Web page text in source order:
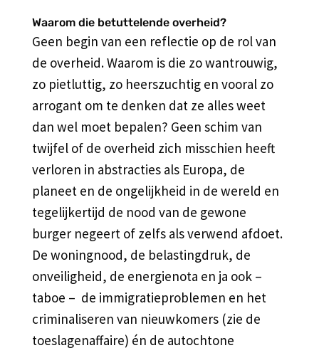
Waarom die betuttelende overheid?
Geen begin van een reflectie op de rol van
de overheid. Waarom is die zo wantrouwig,
zo pietluttig, zo heerszuchtig en vooral zo
arrogant om te denken dat ze alles weet
dan wel moet bepalen? Geen schim van
twijfel of de overheid zich misschien heeft
verloren in abstracties als Europa, de
planeet en de ongelijkheid in de wereld en
tegelijkertijd de nood van de gewone
burger negeert of zelfs als verwend afdoet.
De woningnood, de belastingdruk, de
onveiligheid, de energienota en ja ook –
taboe – de immigratieproblemen en het
criminaliseren van nieuwkomers (zie de
toeslagenaffaire) én de autochtone